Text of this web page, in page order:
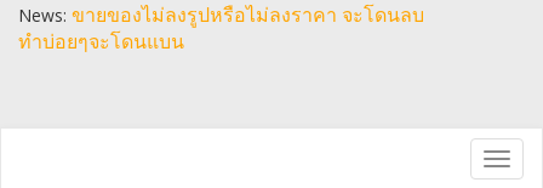
News: ขายของไม่ลงรูปหรือไม่ลงราคา จะโดนลบ
ทำบ่อยๆจะโดนแบน